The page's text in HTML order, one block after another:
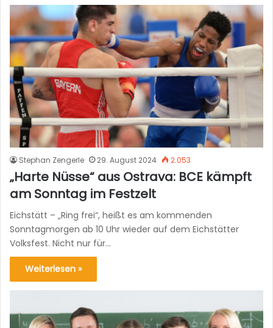
Stephan Zengerle 29. August 2024 2.053
„Harte Nüsse“ aus Ostrava: BCE kämpft
am Sonntag im Festzelt
Eichstätt – „Ring frei“, heißt es am kommenden
Sonntagmorgen ab 10 Uhr wieder auf dem Eichstätter
Volksfest. Nicht nur für…
Weiterlesen »